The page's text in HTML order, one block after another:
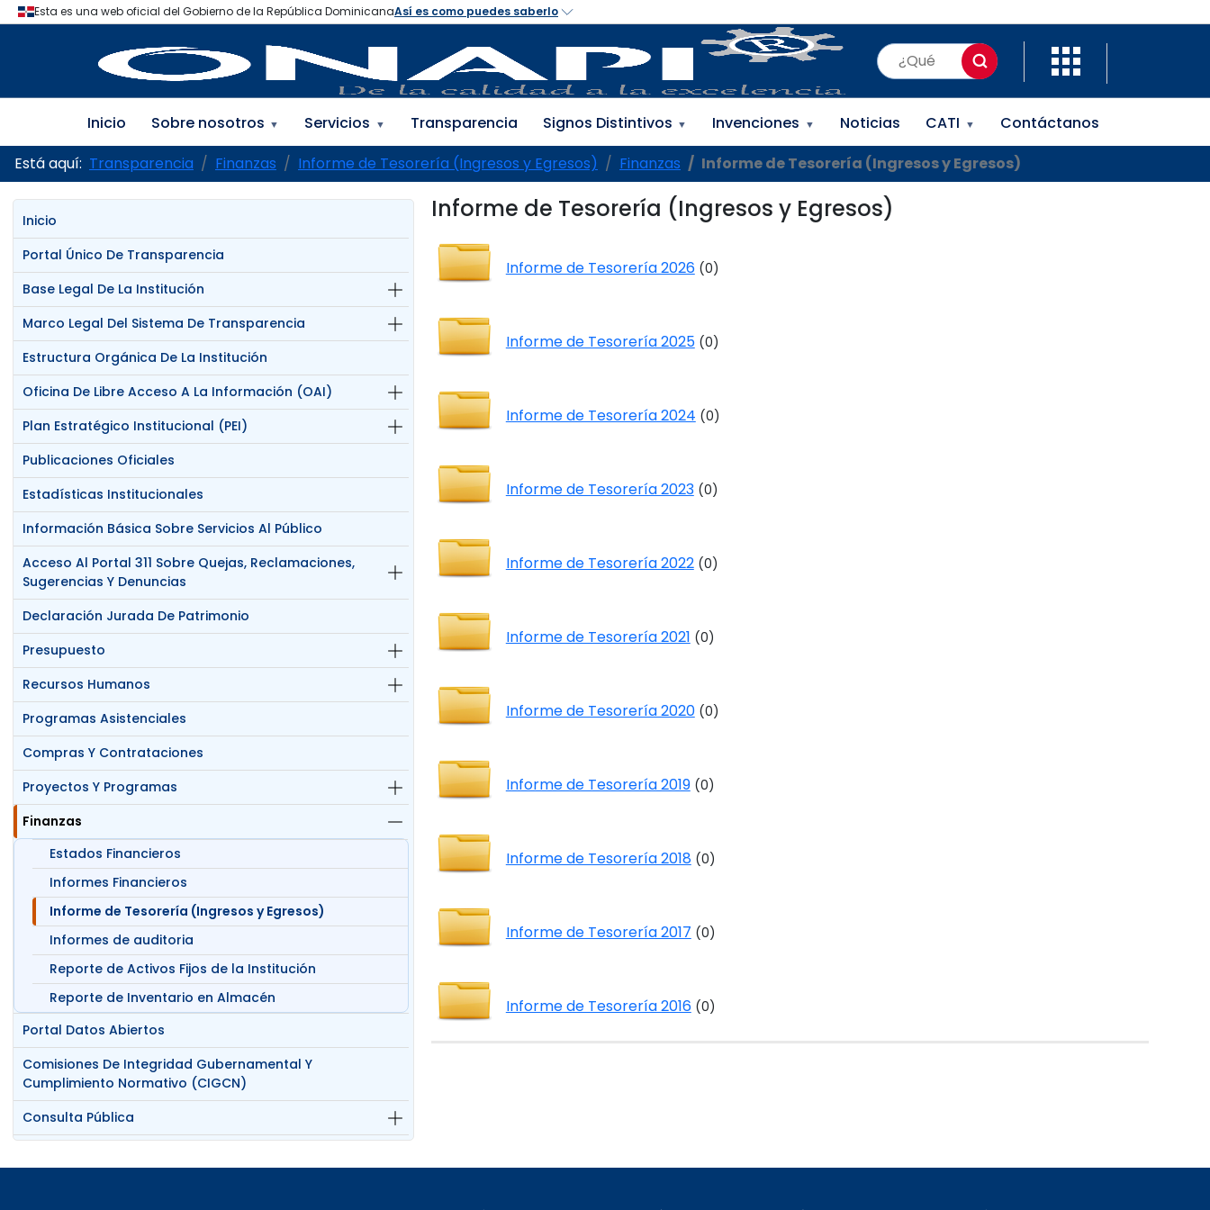
Inicio Sobre nosotros ▼ Servicios ▼ Transparencia Signos Distintivos ▼ Invenciones ▼ Noticias CATI ▼
Contáctanos
Está aquí: Transparencia Finanzas Informe de Tesorería (Ingresos y Egresos) Finanzas Informe de Tesorería (Ingresos y Egresos)
Inicio
Portal Único De Transparencia
Base Legal De La Institución
Marco Legal Del Sistema De Transparencia
Estructura Orgánica De La Institución
Oficina De Libre Acceso A La Información (OAI)
Plan Estratégico Institucional (PEI)
Publicaciones Oficiales
Estadísticas Institucionales
Información Básica Sobre Servicios Al Público
Acceso Al Portal 311 Sobre Quejas, Reclamaciones,
Sugerencias Y Denuncias
Declaración Jurada De Patrimonio
Presupuesto
Recursos Humanos
Programas Asistenciales
Compras Y Contrataciones
Proyectos Y Programas
Finanzas
Estados Financieros
Informes Financieros
Informe de Tesorería (Ingresos y Egresos)
Informes de auditoria
Reporte de Activos Fijos de la Institución
Reporte de Inventario en Almacén
Portal Datos Abiertos
Comisiones De Integridad Gubernamental Y
Cumplimiento Normativo (CIGCN)
Consulta Pública
Informe de Tesorería (Ingresos y Egresos)
Informe de Tesorería 2026 (0)
Informe de Tesorería 2025 (0)
Informe de Tesorería 2024 (0)
Informe de Tesorería 2023 (0)
Informe de Tesorería 2022 (0)
Informe de Tesorería 2021 (0)
Informe de Tesorería 2020 (0)
Informe de Tesorería 2019 (0)
Informe de Tesorería 2018 (0)
Informe de Tesorería 2017 (0)
Informe de Tesorería 2016 (0)